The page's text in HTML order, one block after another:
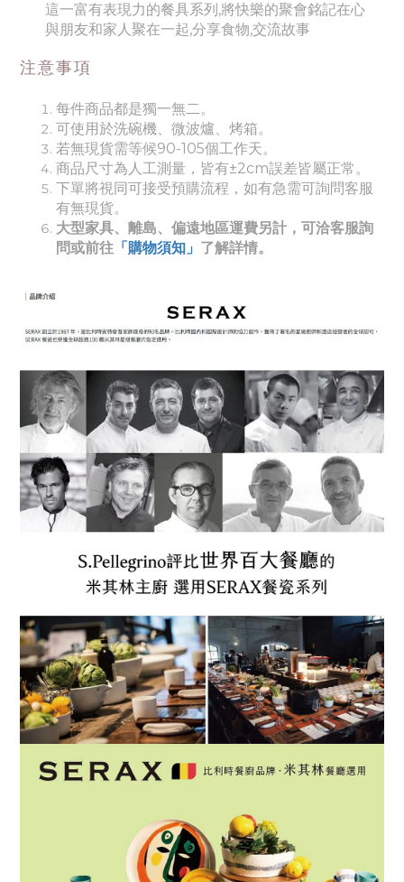
這一富有表現力的餐具系列,將快樂的聚會銘記在心
與朋友和家人聚在一起,分享食物,交流故事
注意事項
每件商品都是獨一無二。
可使用於洗碗機、微波爐、烤箱。
若無現貨需等候90-105個工作天。
商品尺寸為人工測量，皆有±2cm誤差皆屬正常。
下單將視同可接受預購流程，如有急需可詢問客服
有無現貨。
大型家具、離島、偏遠地區運費另計，可洽客服詢
問或前往 「購物須知」 了解詳情。